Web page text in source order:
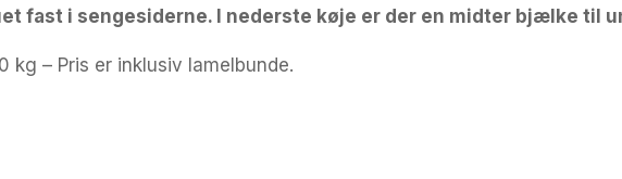
fast i sengesiderne. I nederste køje er der en midter bjælke til
– Pris er inklusiv lamelbunde.